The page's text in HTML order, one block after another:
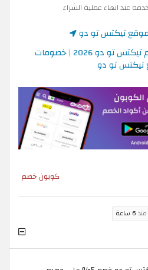
عند انهاء عملية الشراء
موقع تيكتس تو دو
العودة إلى كود خصم تيكتس تو دو 2026 | خصومات
تو دو
كوبون خصم
6 ساعة